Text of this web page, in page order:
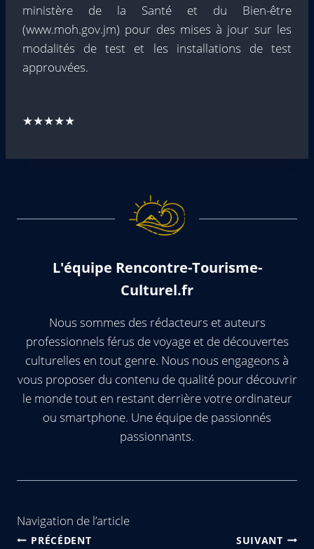
ministère de la Santé et du Bien-être
(www.moh.gov.jm) pour des mises à jour sur les
modalités de test et les installations de test
approuvées.
★★★★★
L'équipe Rencontre-Tourisme-
Culturel.fr
Nous sommes des rédacteurs et auteurs
professionnels férus de voyage et de découvertes
culturelles en tout genre. Nous nous engageons à
vous proposer du contenu de qualité pour découvrir
le monde tout en restant derrière votre ordinateur
ou smartphone. Une équipe de passionnés
passionnants.
Navigation de l’article
PRÉCÉDENT SUIVANT